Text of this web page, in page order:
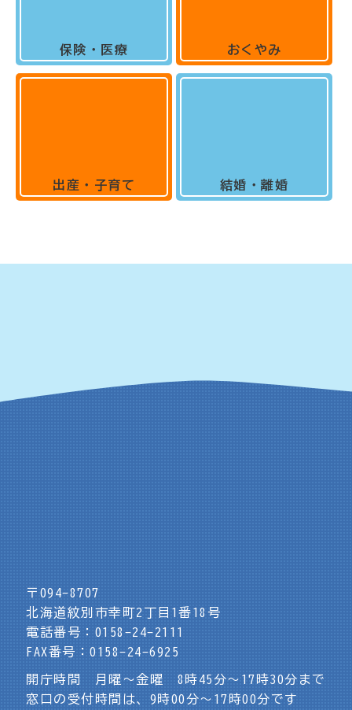
保険・医療
出産・子育て
おくやみ
結婚・離婚
〒094-8707
北海道紋別市幸町2丁目1番18号
電話番号：0158-24-2111
FAX番号：0158-24-6925
開庁時間 月曜～金曜 8時45分～17時30分まで
窓口の受付時間は、9時00分～17時00分です